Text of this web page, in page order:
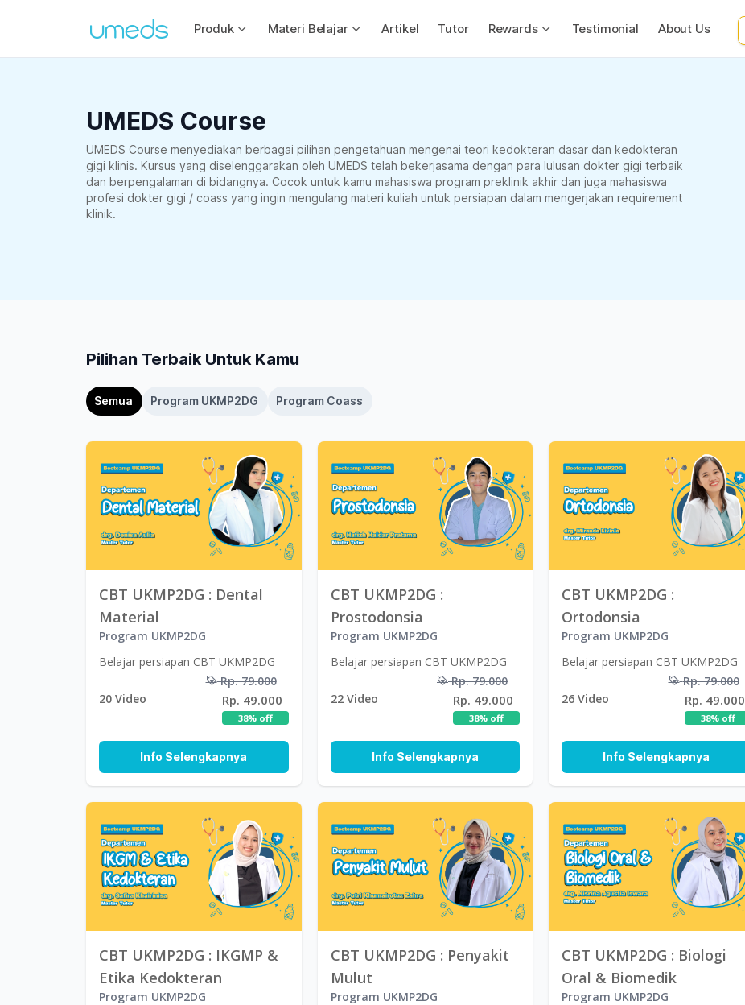
Produk Materi Belajar Artikel Tutor Rewards Testimonial About Us
UMEDS Course
UMEDS Course menyediakan berbagai pilihan pengetahuan mengenai teori kedokteran dasar dan kedokteran
gigi klinis. Kursus yang diselenggarakan oleh UMEDS telah bekerjasama dengan para lulusan dokter gigi terbaik
dan berpengalaman di bidangnya. Cocok untuk kamu mahasiswa program preklinik akhir dan juga mahasiswa
profesi dokter gigi / coass yang ingin mengulang materi kuliah untuk persiapan dalam mengerjakan requirement
klinik.
Pilihan Terbaik Untuk Kamu
Semua Program UKMP2DG Program Coass
CBT UKMP2DG : Dental
Material
Program UKMP2DG
Belajar persiapan CBT UKMP2DG
20 Video
Rp. 79.000
Rp. 49.000
38% off
Info Selengkapnya
CBT UKMP2DG :
Prostodonsia
Program UKMP2DG
Belajar persiapan CBT UKMP2DG
22 Video
Rp. 79.000
Rp. 49.000
38% off
Info Selengkapnya
CBT UKMP2DG :
Ortodonsia
Program UKMP2DG
Belajar persiapan CBT UKMP2DG
26 Video
Rp. 79.000
Rp. 49.000
38% off
Info Selengkapnya
CBT UKMP2DG : IKGMP &
Etika Kedokteran
Program UKMP2DG
CBT UKMP2DG : Penyakit
Mulut
Program UKMP2DG
CBT UKMP2DG : Biologi
Oral & Biomedik
Program UKMP2DG